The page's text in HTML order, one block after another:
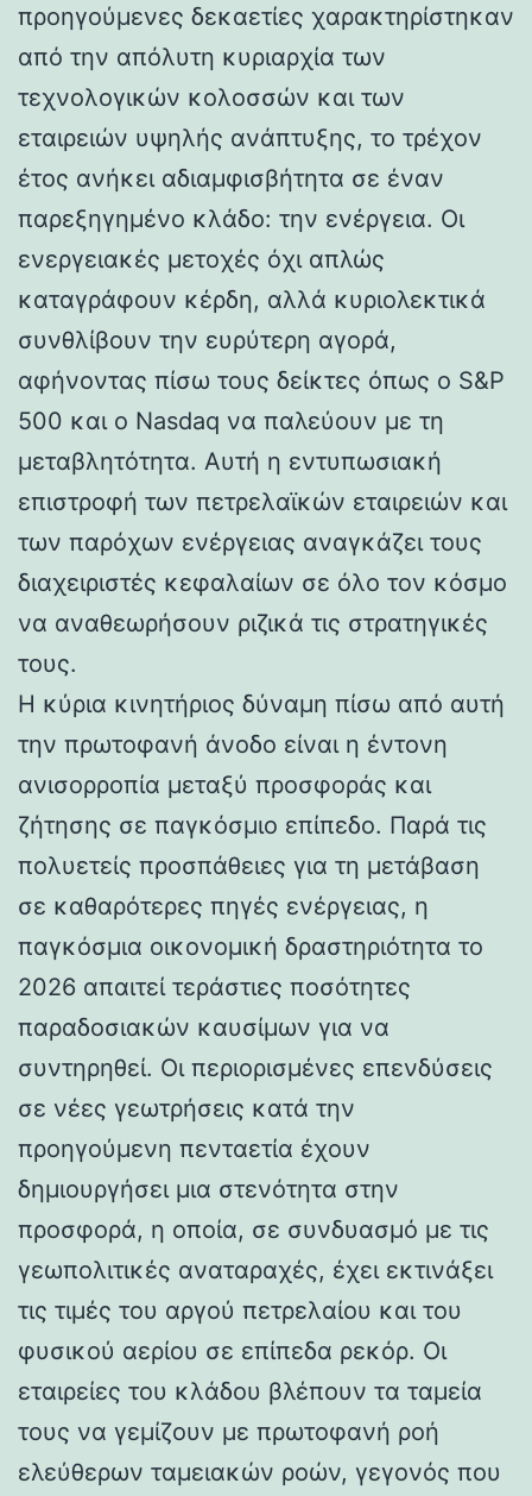
προηγούμενες δεκαετίες χαρακτηρίστηκαν
από την απόλυτη κυριαρχία των
τεχνολογικών κολοσσών και των
εταιρειών υψηλής ανάπτυξης, το τρέχον
έτος ανήκει αδιαμφισβήτητα σε έναν
παρεξηγημένο κλάδο: την ενέργεια. Οι
ενεργειακές μετοχές όχι απλώς
καταγράφουν κέρδη, αλλά κυριολεκτικά
συνθλίβουν την ευρύτερη αγορά,
αφήνοντας πίσω τους δείκτες όπως ο S&P
500 και ο Nasdaq να παλεύουν με τη
μεταβλητότητα. Αυτή η εντυπωσιακή
επιστροφή των πετρελαϊκών εταιρειών και
των παρόχων ενέργειας αναγκάζει τους
διαχειριστές κεφαλαίων σε όλο τον κόσμο
να αναθεωρήσουν ριζικά τις στρατηγικές
τους.
Η κύρια κινητήριος δύναμη πίσω από αυτή
την πρωτοφανή άνοδο είναι η έντονη
ανισορροπία μεταξύ προσφοράς και
ζήτησης σε παγκόσμιο επίπεδο. Παρά τις
πολυετείς προσπάθειες για τη μετάβαση
σε καθαρότερες πηγές ενέργειας, η
παγκόσμια οικονομική δραστηριότητα το
2026 απαιτεί τεράστιες ποσότητες
παραδοσιακών καυσίμων για να
συντηρηθεί. Οι περιορισμένες επενδύσεις
σε νέες γεωτρήσεις κατά την
προηγούμενη πενταετία έχουν
δημιουργήσει μια στενότητα στην
προσφορά, η οποία, σε συνδυασμό με τις
γεωπολιτικές αναταραχές, έχει εκτινάξει
τις τιμές του αργού πετρελαίου και του
φυσικού αερίου σε επίπεδα ρεκόρ. Οι
εταιρείες του κλάδου βλέπουν τα ταμεία
τους να γεμίζουν με πρωτοφανή ροή
ελεύθερων ταμειακών ροών, γεγονός που